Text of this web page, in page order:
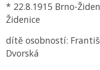
* 22.8.1915 Brno-
Židenice
dítě osobností:
Dvorská